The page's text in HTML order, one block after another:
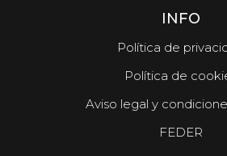
INFO
Política de
Política de
Aviso legal y
FEDER